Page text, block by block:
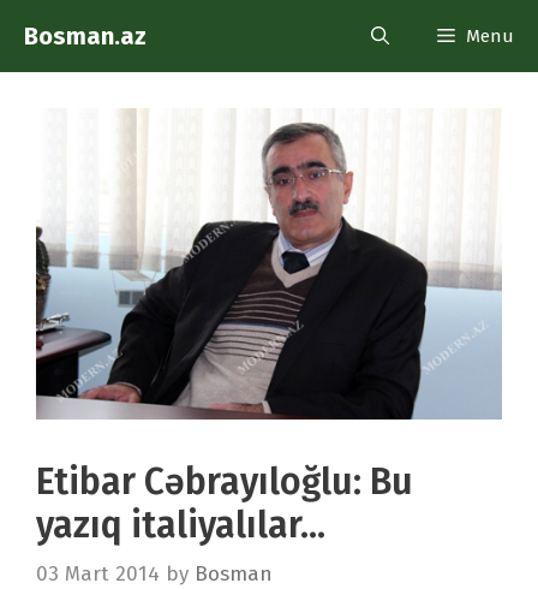
content
Bosman.az Menu
Etibar Cəbrayıloğlu: Bu
yazıq italiyalılar…
03 Mart 2014 by Bosman